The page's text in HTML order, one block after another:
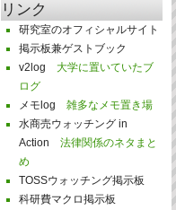
リンク
研究室のオフィシャルサイト
掲示板兼ゲストブック
v2log 大学に置いていたブ
ログ
メモlog 雑多なメモ置き場
水商売ウォッチング in
Action 法律関係のネタまと
め
TOSSウォッチング掲示板
科研費マクロ掲示板